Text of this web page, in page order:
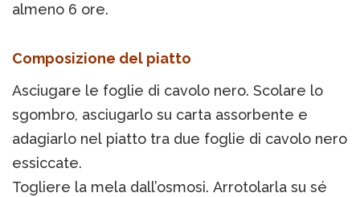
almeno 6 ore.
Composizione del piatto
Asciugare le foglie di cavolo nero. Scolare lo
sgombro, asciugarlo su carta assorbente e
adagiarlo nel piatto tra due foglie di cavolo nero
essiccate.
Togliere la mela dall’osmosi. Arrotolarla su sé